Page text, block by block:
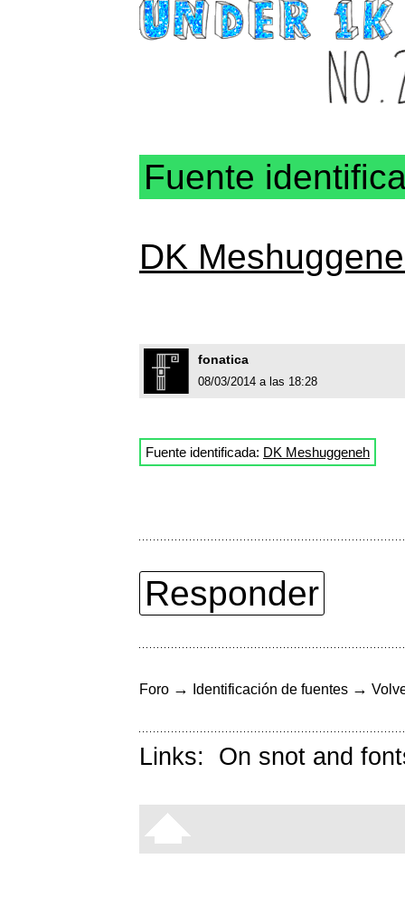
Fuente
DK
fonatica
08/03/2014 a las 18:28
Fuente identificada: DK Meshuggeneh
Responder
Foro → Identificación de fuentes →
Links: On snot and